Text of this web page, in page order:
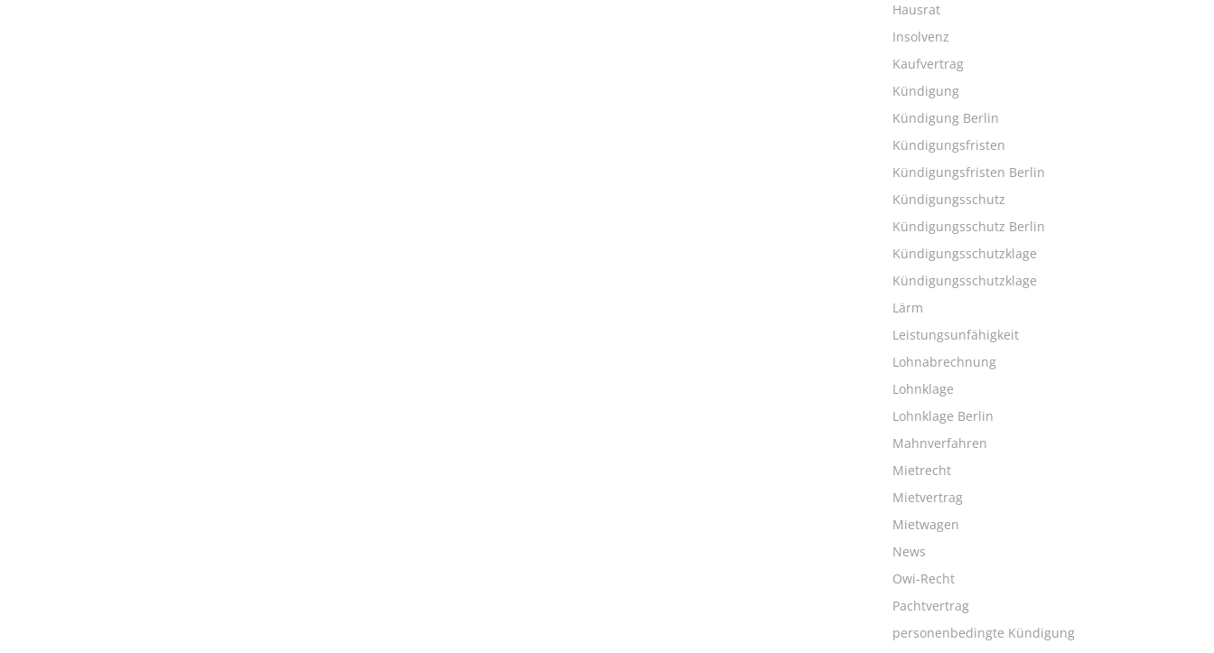
Hausrat
Insolvenz
Kaufvertrag
Kündigung
Kündigung Berlin
Kündigungsfristen
Kündigungsfristen Berlin
Kündigungsschutz
Kündigungsschutz Berlin
Kündigungsschutzklage
Kündigungsschutzklage
Lärm
Leistungsunfähigkeit
Lohnabrechnung
Lohnklage
Lohnklage Berlin
Mahnverfahren
Mietrecht
Mietvertrag
Mietwagen
News
Owi-Recht
Pachtvertrag
personenbedingte Kündigung